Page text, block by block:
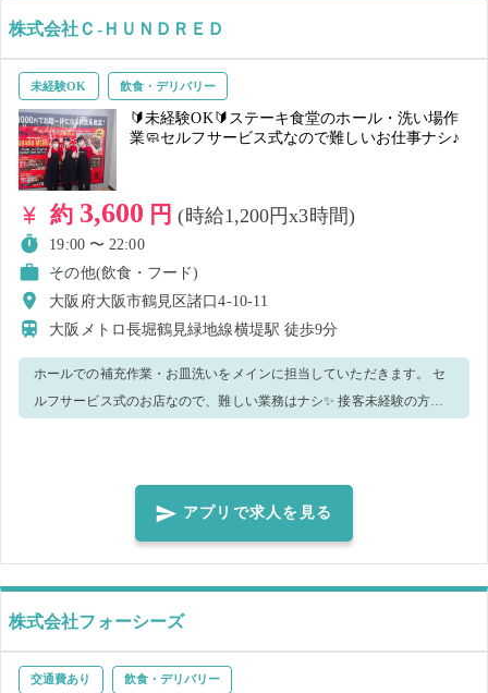
株式会社Ｃ‐ＨＵＮＤＲＥＤ
未経験OK 飲食・デリバリー
🔰未経験OK🔰ステーキ食堂のホール・洗い場作
業🧼セルフサービス式なので難しいお仕事ナシ♪
約 3,600 円(時給1,200円x3時間)
19:00 〜 22:00
その他(飲食・フード)
大阪府大阪市鶴見区諸口4-10-11
大阪メトロ長堀鶴見緑地線横堤駅 徒歩9分
ホールでの補充作業・お皿洗いをメインに担当していただきます。 セ
ルフサービス式のお店なので、難しい業務はナシ✨ 接客未経験の方も
レジ業務 など、、 手が空いたら他のお仕事をお願いすることもござい
ますのでご了承ください。 分からない事がありましたら、ご遠慮なく
周りのスタッフに聞いてくださいね！ みなさん優しく丁寧に教えてく
れます♪ ※現在、コズミックホールディングスグループで勤務されてい
る方は応募不可 ■長期希望の方も歓迎(^^)/ 一度シェアフルで働いてみ
て、長期で働いてみたいと思っていただきましたら、就業後スタッフ
お仕事もどんどんお任せしていきます✨
アプリで求人を見る
株式会社フォーシーズ
交通費あり 飲食・デリバリー